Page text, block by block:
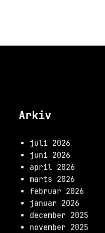
Arkiv
juli 2026
juni 2026
april 2026
marts 2026
februar 2026
januar 2026
december 2025
november 2025